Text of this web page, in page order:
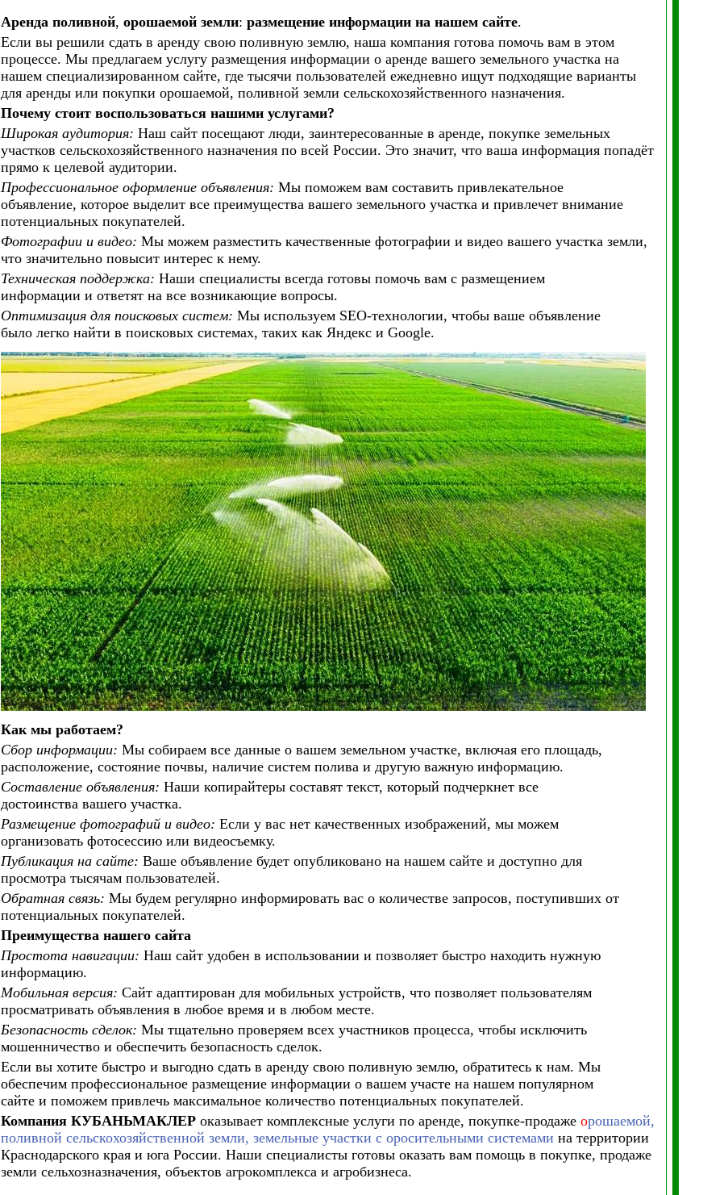
Аренда поливной, орошаемой земли: размещение информации на нашем сайте.
Если вы решили сдать в аренду свою поливную землю, наша компания готова помочь вам в этом
процессе. Мы предлагаем услугу размещения информации о аренде вашего земельного участка на
нашем специализированном сайте, где тысячи пользователей ежедневно ищут подходящие варианты
для аренды или покупки орошаемой, поливной земли сельскохозяйственного назначения.
Почему стоит воспользоваться нашими услугами?
Широкая аудитория: Наш сайт посещают люди, заинтересованные в аренде, покупке земельных
участков сельскохозяйственного назначения по всей России. Это значит, что ваша информация попадёт
прямо к целевой аудитории.
Профессиональное оформление объявления: Мы поможем вам составить привлекательное
объявление, которое выделит все преимущества вашего земельного участка и привлечет внимание
потенциальных покупателей.
Фотографии и видео: Мы можем разместить качественные фотографии и видео вашего участка земли,
что значительно повысит интерес к нему.
Техническая поддержка: Наши специалисты всегда готовы помочь вам с размещением
информации и ответят на все возникающие вопросы.
Оптимизация для поисковых систем: Мы используем SEO-технологии, чтобы ваше объявление
было легко найти в поисковых системах, таких как Яндекс и Google.
Как мы работаем?
Сбор информации: Мы собираем все данные о вашем земельном участке, включая его площадь,
расположение, состояние почвы, наличие систем полива и другую важную информацию.
Составление объявления: Наши копирайтеры составят текст, который подчеркнет все
достоинства вашего участка.
Размещение фотографий и видео: Если у вас нет качественных изображений, мы можем
организовать фотосессию или видеосъемку.
Публикация на сайте: Ваше объявление будет опубликовано на нашем сайте и доступно для
просмотра тысячам пользователей.
Обратная связь: Мы будем регулярно информировать вас о количестве запросов, поступивших от
потенциальных покупателей.
Преимущества нашего сайта
Простота навигации: Наш сайт удобен в использовании и позволяет быстро находить нужную
информацию.
Мобильная версия: Сайт адаптирован для мобильных устройств, что позволяет пользователям
просматривать объявления в любое время и в любом месте.
Безопасность сделок: Мы тщательно проверяем всех участников процесса, чтобы исключить
мошенничество и обеспечить безопасность сделок.
Если вы хотите быстро и выгодно сдать в аренду свою поливную землю, обратитесь к нам. Мы
обеспечим профессиональное размещение информации о вашем участе на нашем популярном
сайте и поможем привлечь максимальное количество потенциальных покупателей.
Компания КУБАНЬМАКЛЕР оказывает комплексные услуги по аренде, покупке-продаже орошаемой,
поливной сельскохозяйственной земли, земельные участки с оросительными системами на территории
Краснодарского края и юга России. Наши специалисты готовы оказать вам помощь в покупке, продаже
земли сельхозназначения, объектов агрокомплекса и агробизнеса.